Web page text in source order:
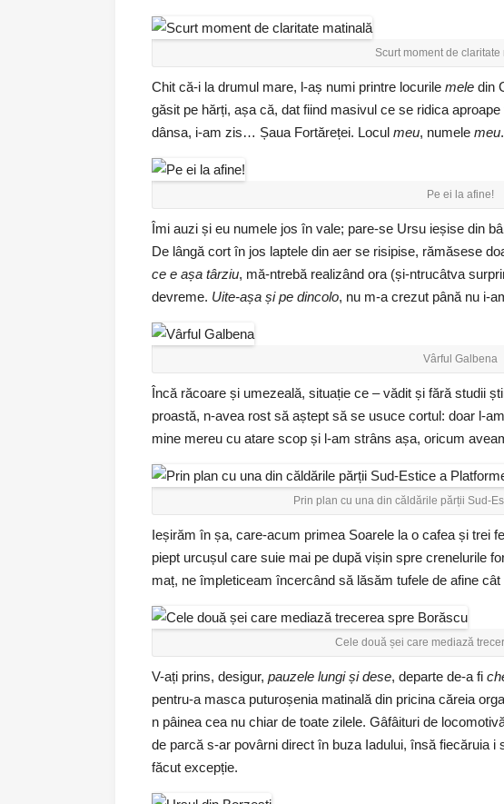
Scurt moment de claritate
Chit că-i la drumul mare, l-aș numi printre locurile mele din
găsit pe hărți, așa că, dat fiind masivul ce se ridica
dânsa, i-am zis… Șaua Fortăreței. Locul meu, numele meu.
Pe ei la afine!
Îmi auzi și eu numele jos în vale; pare-se Ursu ieșise din
De lângă cort în jos laptele din aer se risipise, rămăsese
ce e așa târziu, mă-ntrebă realizând ora (și-ntrucâtva
devreme. Uite-așa și pe dincolo, nu m-a crezut până nu i-
Vârful Galbena
Încă răcoare și umezeală, situație ce – vădit și fără studii
proastă, n-avea rost să aștept să se usuce cortul: doar l-
mine mereu cu atare scop și l-am strâns așa, oricum
Prin plan cu una din căldările părții Sud-
Ieșirăm în șa, care-acum primea Soarele la o cafea și trei
piept urcușul care suie mai pe după vișin spre crenelurile
maț, ne împleticeam încercând să lăsăm tufele de afine
Cele două șei care mediază
V-ați prins, desigur, pauzele lungi și dese, departe de-a fi
pentru-a masca puturoșenia matinală din pricina căreia
n pâinea cea nu chiar de toate zilele. Gâfâituri de
de parcă s-ar povârni direct în buza Iadului, însă fiecăruia
făcut excepție.